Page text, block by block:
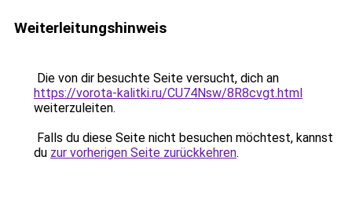
Weiterleitungshinweis
Die von dir besuchte Seite versucht, dich an
https://vorota-kalitki.ru/CU74Nsw/8R8cvgt.html
weiterzuleiten.
Falls du diese Seite nicht besuchen möchtest, kannst
du zur vorherigen Seite zurückkehren.